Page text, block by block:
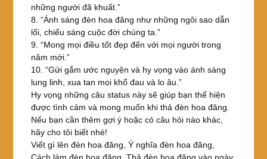
những người đã khuất.”
8. “Ánh sáng đèn hoa đăng như những ngôi sao dẫn
lối, chiếu sáng cuộc đời chúng ta.”
9. “Mong mọi điều tốt đẹp đến với mọi người trong
năm mới.”
10. “Gửi gắm ước nguyện và hy vọng vào ánh sáng
lung linh, xua tan mọi khổ đau và lo âu.”
Hy vọng những câu status này sẽ giúp bạn thể hiện
được tình cảm và mong muốn khi thả đèn hoa đăng.
Nếu bạn cần thêm gợi ý hoặc có câu hỏi nào khác,
hãy cho tôi biết nhé!
Viết gì lên đèn hoa đăng, Ý nghĩa đèn hoa đăng,
Cách làm đèn hoa đăng, Thả đèn hoa đăng vào ngày